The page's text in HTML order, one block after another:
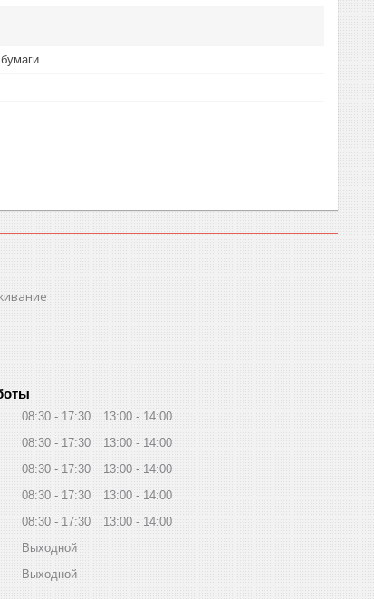
08:30 17:30 13:00
14:00
08:30 17:30 13:00
14:00
08:30 17:30 13:00
14:00
08:30 17:30 13:00
14:00
08:30 17:30 13:00
14:00
Выходной
Выходной